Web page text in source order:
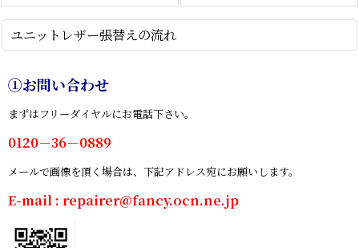
ユニットレザー張替えの流れ
①お問い合わせ
まずはフリーダイヤルにお電話下さい。
0120－36－0889
メールで画像を頂く場合は、下記アドレス宛にお願いします。
E-mail : repairer@fancy.ocn.ne.jp